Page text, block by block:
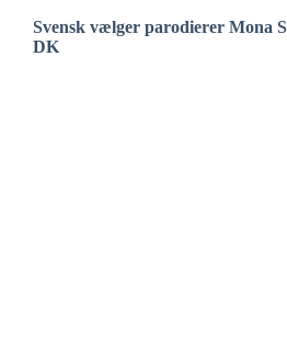
Svensk vælger parodierer Mona
DK